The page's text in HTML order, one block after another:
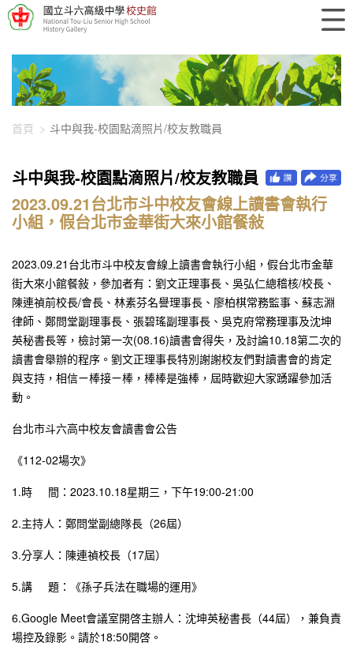
448-2748
首頁 斗中與我-校園點滴照片/校友教職員
斗中與我-校園點滴照片/校友教職員
2023.09.21台北市斗中校友會線上讀書會執行
小組，假台北市金華街大來小館餐敍
2023.09.21台北市斗中校友會線上讀書會執行小組，假台北市金華
街大來小館餐敍，參加者有：劉文正理事長、吳弘仁總稽核/校長、
陳連禎前校長/會長、林素芬名譽理事長、廖柏棋常務監事、蘇志淵
律師、鄭問堂副理事長、張碧瑤副理事長、吳克府常務理事及沈坤
英秘書長等，檢討第一次(08.16)讀書會得失，及討論10.18第二次的
讀書會舉辦的程序。劉文正理事長特別謝謝校友們對讀書會的肯定
與支持，相信ㄧ棒接ㄧ棒，棒棒是強棒，屆時歡迎大家踴躍參加活
動。
台北市斗六高中校友會讀書會公告
《112-02場次》
1.時 間：2023.10.18星期三，下午19:00-21:00
2.主持人：鄭問堂副總隊長（26屆）
3.分享人：陳連禎校長（17屆）
5.講 題：《孫子兵法在職場的運用》
6.Google Meet會議室開啓主辦人：沈坤英秘書長（44屆），兼負責
場控及錄影。請於18:50開啓。